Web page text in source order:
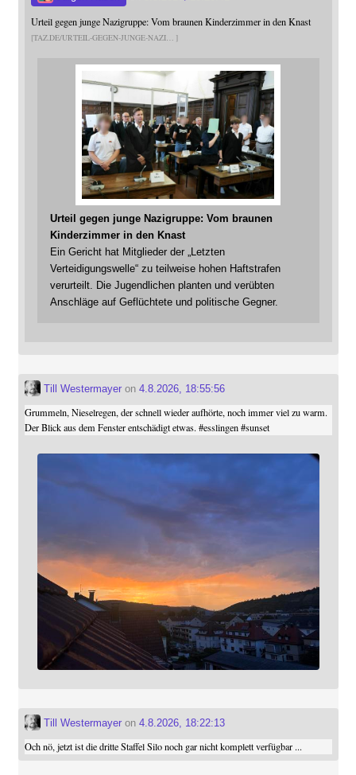
Urteil gegen junge Nazigruppe: Vom braunen Kinderzimmer in den Knast
TAZ.DE/URTEIL-GEGEN-JUNGE-NAZI
Urteil gegen junge Nazigruppe: Vom braunen
Kinderzimmer in den Knast
Ein Gericht hat Mitglieder der „Letzten
Verteidigungswelle“ zu teilweise hohen Haftstrafen
verurteilt. Die Jugendlichen planten und verübten
Anschläge auf Geflüchtete und politische Gegner.
Till Westermayeron 4.8.2026, 18:55:56
Grummeln, Nieselregen, der schnell wieder aufhörte, noch immer viel zu warm.
Der Blick aus dem Fenster entschädigt etwas.#esslingen #sunset
Till Westermayeron 4.8.2026, 18:22:13
Och nö, jetzt ist die dritte Staffel Silo noch gar nicht komplett verfügbar ...